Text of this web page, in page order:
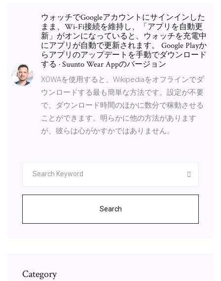
ウォッチでGoogleアカウントにサインインした
まま、Wi-Fi接続を維持し、「アプリを自動更
新」がオンになっていると、ウォッチを充電中
にアプリが自動で更新されます。 Google Playか
らアプリのアップデートを手動でダウンロード
する · Suunto Wear Appのバージョン
XOWAを使用すると、Wikipediaをオフラインでダ
ウンロードする最も簡単な方法です。設定が不要
で、ダウンロード時間のほかに数分で稼動させる
ことができます。明らかに他の方法があります
が、彼らは心がかすかではありません。
Search
Category